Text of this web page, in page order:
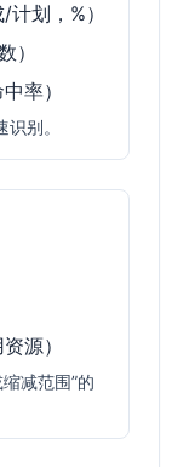
划，%）
）
率）
别。
源）
减范围”的